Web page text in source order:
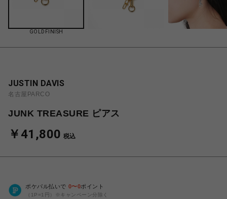
GOLDFINISH
JUSTIN DAVIS
名古屋PARCO
JUNK TREASURE ピアス
￥41,800 税込
ポケパル払いで 0〜0ポイント
（1P=1円）※キャンペーン分除く